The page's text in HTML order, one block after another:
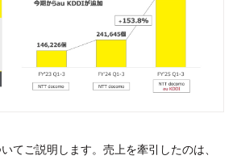
てご説明します。売上を牽引したのは、